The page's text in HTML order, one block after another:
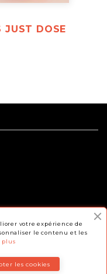
JUST DOSE
votre expérience de
le contenu et les
plus
les cookies